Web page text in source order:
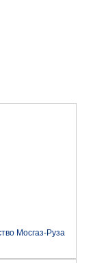
Мосгаз-Руза